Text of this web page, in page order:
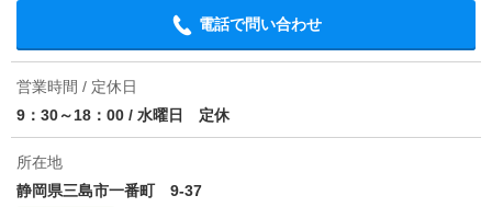
1分で完了！入力2項目！
この物件にお問い合わせ
サンガーデン 1階
5.4万円 (管理費 6000円)
1K｜33.62m²｜1階/2階建
合計6.65万円（内訳：クリーニング50000円/鍵交換16
次回更新予定日 2026/08/22
電話で問い合わせ
営業時間 / 定休日
9：30～18：00 / 水曜日 定休
所在地
静岡県三島市一番町 9-37